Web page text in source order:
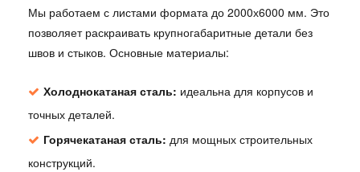
Мы работаем с листами формата до 2000х6000 мм. Это
позволяет раскраивать крупногабаритные детали без
швов и стыков. Основные материалы:
Холоднокатаная сталь: идеальна для корпусов и
точных деталей.
Горячекатаная сталь: для мощных строительных
конструкций.